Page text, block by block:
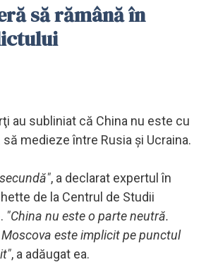
să rămână în
au subliniat că China nu este cu
medieze între Rusia şi Ucraina.
, a declarat expertul în
de la Centrul de Studii
"China nu este o parte neutră.
este implicit pe punctul
, a adăugat ea.